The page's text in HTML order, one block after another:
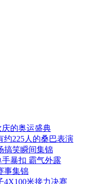
的奥运盛典
约225人的桑巴表演
搞笑瞬间集锦
暴扣 霸气外露
事集锦
4X100米接力决赛